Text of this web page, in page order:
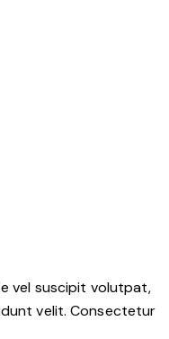
vel suscipit volutpat,
velit. Consectetur